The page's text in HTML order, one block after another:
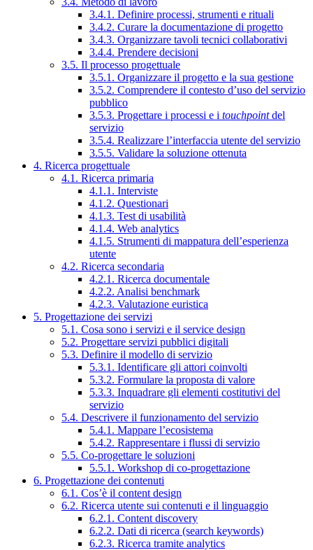
3.4.1. Definire processi, strumenti e rituali
3.4.2. Curare la documentazione di progetto
3.4.3. Organizzare tavoli tecnici collaborativi
3.4.4. Prendere decisioni
3.5. Il processo progettuale
3.5.1. Organizzare il progetto e la sua gestione
3.5.2. Comprendere il contesto d’uso del servizio
pubblico
3.5.3. Progettare i processi e i touchpointdel
servizio
3.5.4. Realizzare l’interfaccia utente del servizio
3.5.5. Validare la soluzione ottenuta
4. Ricerca progettuale
4.1. Ricerca primaria
4.1.1. Interviste
4.1.2. Questionari
4.1.3. Test di usabilità
4.1.4. Web analytics
4.1.5. Strumenti di mappatura dell’esperienza
utente
4.2. Ricerca secondaria
4.2.1. Ricerca documentale
4.2.2. Analisi benchmark
4.2.3. Valutazione euristica
5. Progettazione dei servizi
5.1. Cosa sono i servizi e il service design
5.2. Progettare servizi pubblici digitali
5.3. Definire il modello di servizio
5.3.1. Identificare gli attori coinvolti
5.3.2. Formulare la proposta di valore
5.3.3. Inquadrare gli elementi costitutivi del
servizio
5.4. Descrivere il funzionamento del servizio
5.4.1. Mappare l’ecosistema
5.4.2. Rappresentare i flussi di servizio
5.5. Co-progettare le soluzioni
5.5.1. Workshop di co-progettazione
6. Progettazione dei contenuti
6.1. Cos’è il content design
6.2. Ricerca utente sui contenuti e il linguaggio
6.2.1. Content discovery
6.2.2. Dati di ricerca (search keywords)
6.2.3. Ricerca tramite analytics